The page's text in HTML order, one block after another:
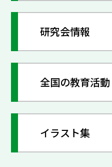
研究会情報
全国の教育活動
イラスト集